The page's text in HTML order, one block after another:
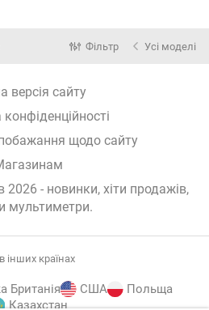
Фільтр Усі моделі
версія сайту
конфіденційності
щодо сайту
2026 - новинки, хіти продажів,
мультиметри.
інших країнах
Британія США
Польща
Казахстан